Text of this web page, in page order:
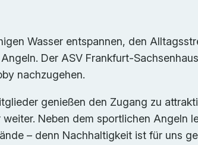
Wasser entspannen, den
Der ASV Frankfurt-
nachzugehen.
genießen den Zugang zu
weiter. Neben dem sportlichen Angeln
– denn Nachhaltigkeit ist für uns